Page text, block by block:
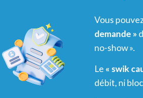
Vous
demande »
no-show ».
Le « swik
débit, ni